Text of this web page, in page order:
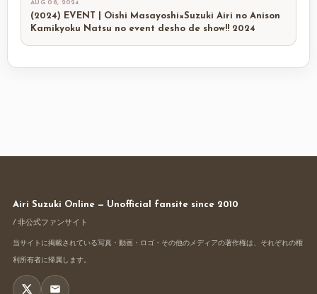
AUG 08, 2024
(2024) EVENT | Oishi Masayoshi×Suzuki Airi no Anison
Kamikyoku Natsu no event desho de show!! 2024
Airi Suzuki Online — Unofficial fansite since 2010
/ 非公式ファンサイト
当サイトに掲載されている写真・動画・ロゴ・その他のメディアの著作権は、それぞれの権
利所有者に帰属します。